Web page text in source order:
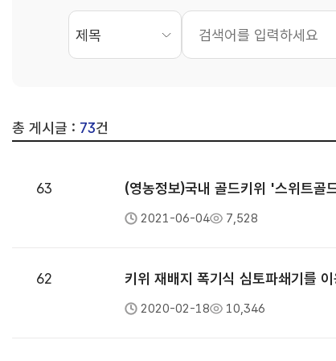
총 게시글 : 73건
63 (영농정보)국내 골드키위 '스위트골
2021-06-04 7,528
62 키위 재배지 폭기식 심토파쇄기를
2020-02-18 10,346